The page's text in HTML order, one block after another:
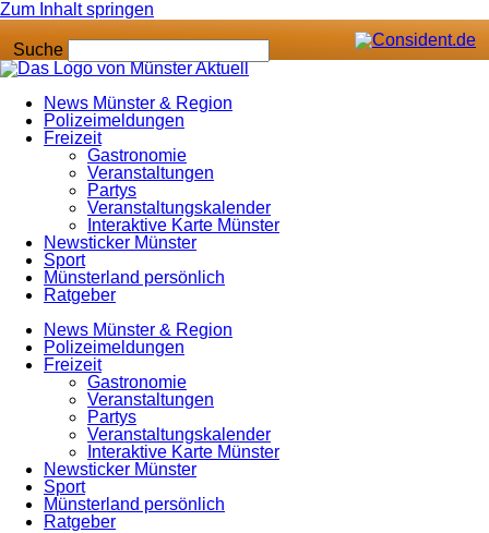
Zum Inhalt springen
Suche
News Münster & Region
Polizeimeldungen
Freizeit
Gastronomie
Veranstaltungen
Partys
Veranstaltungskalender
Interaktive Karte Münster
Newsticker Münster
Sport
Münsterland persönlich
Ratgeber
News Münster & Region
Polizeimeldungen
Freizeit
Gastronomie
Veranstaltungen
Partys
Veranstaltungskalender
Interaktive Karte Münster
Newsticker Münster
Sport
Münsterland persönlich
Ratgeber
Anzeige